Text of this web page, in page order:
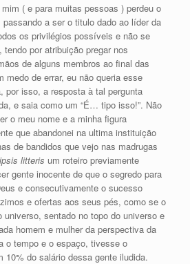
( e para muitas pessoas ) perdeu o
a ser o titulo dado ao líder da
os privilégios possíveis e não se
por atribuição pregar nos
de alguns membros ao final das
medo de errar, eu não queria esse
por isso, a resposta à tal pergunta
e saia como um “É… tipo isso!”. Não
o meu nome e a minha figura
que abandonei na ultima instituição
de bandidos que vejo nas madrugas
ipsis litteris um roteiro previamente
gente inocente de que o segredo para
e consecutivamente o sucesso
e ofertas aos seus pés, como se o
universo, sentado no topo do universo e
homem e mulher da perspectiva da
o tempo e o espaço, tivesse o
10% do salário dessa gente iludida.